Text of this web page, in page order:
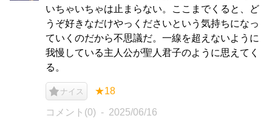
いちゃいちゃは止まらない。ここまでくると、ど
うぞ好きなだけやっくださいという気持ちになっ
ていくのだから不思議だ。一線を超えないように
我慢している主人公が聖人君子のように思えてく
る。
ナイス ★18
コメント(0) 2025/06/16